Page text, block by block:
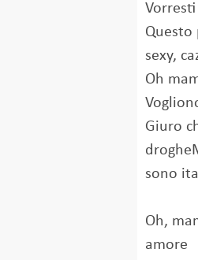
Questo
sexy,
Oh
Giuro
sono
Oh,
amore